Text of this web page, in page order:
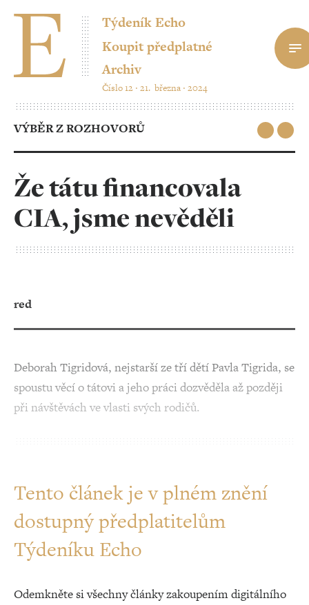
Týdeník Echo
Koupit předplatné
Archiv
Číslo 12 ‧ 21. března ‧ 2024
VÝBĚR Z ROZHOVORŮ
Že tátu financovala
CIA, jsme nevěděli
red
Deborah Tigridová, nejstarší ze tří dětí Pavla Tigrida, se
spoustu věcí o tátovi a jeho práci dozvěděla až později
při návštěvách ve vlasti svých rodičů.
Tento článek je v plném znění
dostupný předplatitelům
Týdeníku Echo
Odemkněte si všechny články zakoupením digitálního